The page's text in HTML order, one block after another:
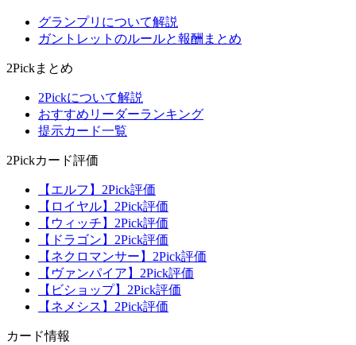
グランプリについて解説
ガントレットのルールと報酬まとめ
2Pickまとめ
2Pickについて解説
おすすめリーダーランキング
提示カード一覧
2Pickカード評価
【エルフ】2Pick評価
【ロイヤル】2Pick評価
【ウィッチ】2Pick評価
【ドラゴン】2Pick評価
【ネクロマンサー】2Pick評価
【ヴァンパイア】2Pick評価
【ビショップ】2Pick評価
【ネメシス】2Pick評価
カード情報